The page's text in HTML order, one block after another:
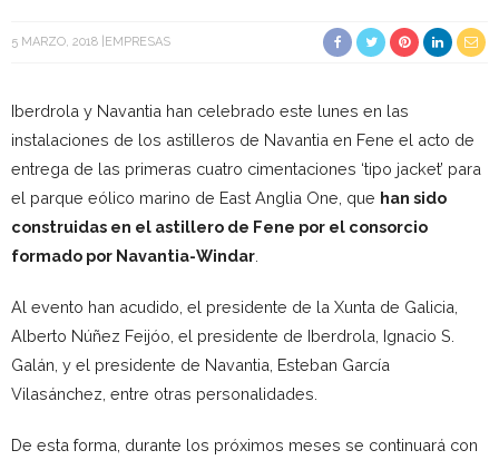
5 MARZO, 2018 EMPRESAS
Iberdrola y Navantia han celebrado este lunes en las
instalaciones de los astilleros de Navantia en Fene el acto de
entrega de las primeras cuatro cimentaciones ‘tipo jacket’ para
el parque eólico marino de East Anglia One, que han sido
construidas en el astillero de Fene por el consorcio
formado por Navantia-Windar
Al evento han acudido, el presidente de la Xunta de Galicia,
Alberto Núñez Feijóo, el presidente de Iberdrola, Ignacio S.
Galán, y el presidente de Navantia, Esteban García
Vilasánchez, entre otras personalidades.
De esta forma, durante los próximos meses se continuará con